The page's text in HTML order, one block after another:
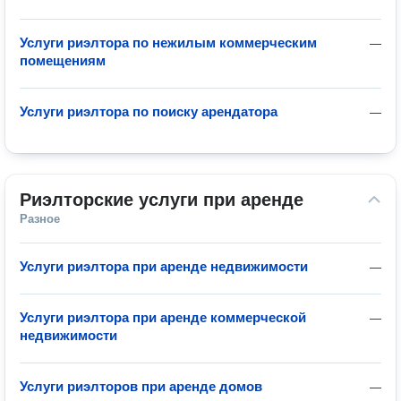
—
Услуги риэлтора по нежилым коммерческим
помещениям
—
Услуги риэлтора по поиску арендатора
Риэлторские услуги при аренде
Разное
—
Услуги риэлтора при аренде недвижимости
—
Услуги риэлтора при аренде коммерческой
недвижимости
—
Услуги риэлторов при аренде домов